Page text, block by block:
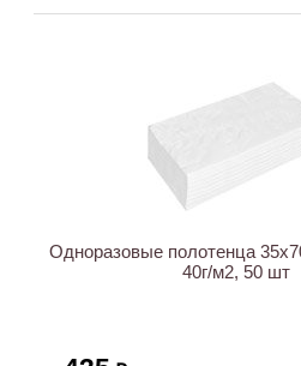
Одноразовые полотенца
40г/м2, 50 шт